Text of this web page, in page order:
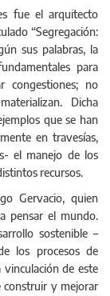
fue el arquitecto
“Segregación:
sus palabras, la
para
congestiones; no
Dicha
que se han
en travesías,
el manejo de los
recursos.
Gervacio, quien
pensar el mundo.
sostenible –
los procesos de
de este
construir y mejorar